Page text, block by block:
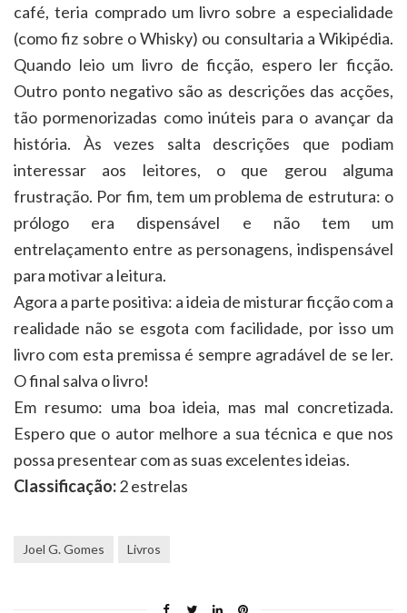
café, teria comprado um livro sobre a especialidade
(como fiz sobre o Whisky) ou consultaria a Wikipédia.
Quando leio um livro de ficção, espero ler ficção.
Outro ponto negativo são as descrições das acções,
tão pormenorizadas como inúteis para o avançar da
história. Às vezes salta descrições que podiam
interessar aos leitores, o que gerou alguma
frustração. Por fim, tem um problema de estrutura: o
prólogo era dispensável e não tem um
entrelaçamento entre as personagens, indispensável
para motivar a leitura.
Agora a parte positiva: a ideia de misturar ficção com a
realidade não se esgota com facilidade, por isso um
livro com esta premissa é sempre agradável de se ler.
O final salva o livro!
Em resumo: uma boa ideia, mas mal concretizada.
Espero que o autor melhore a sua técnica e que nos
possa presentear com as suas excelentes ideias.
Classificação:2 estrelas
Joel G. Gomes Livros